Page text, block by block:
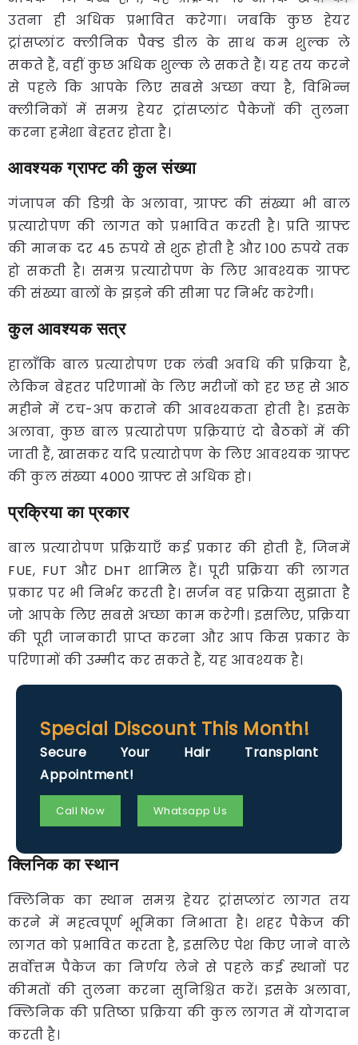
उतना ही अधिक प्रभावित करेगा। जबकि कुछ हेयर
ट्रांसप्लांट क्लीनिक पैक्ड डील के साथ कम शुल्क ले
सकते हैं, वहीं कुछ अधिक शुल्क ले सकते हैं। यह तय करने
से पहले कि आपके लिए सबसे अच्छा क्या है, विभिन्न
क्लीनिकों में समग्र हेयर ट्रांसप्लांट पैकेजों की तुलना
करना हमेशा बेहतर होता है।
आवश्यक ग्राफ्ट की कुल संख्या
गंजापन की डिग्री के अलावा, ग्राफ्ट की संख्या भी बाल
प्रत्यारोपण की लागत को प्रभावित करती है। प्रति ग्राफ्ट
की मानक दर 45 रुपये से शुरू होती है और 100 रुपये तक
हो सकती है। समग्र प्रत्यारोपण के लिए आवश्यक ग्राफ्ट
की संख्या बालों के झड़ने की सीमा पर निर्भर करेगी।
कुल आवश्यक सत्र
हालाँकि बाल प्रत्यारोपण एक लंबी अवधि की प्रक्रिया है,
लेकिन बेहतर परिणामों के लिए मरीजों को हर छह से आठ
महीने में टच-अप कराने की आवश्यकता होती है। इसके
अलावा, कुछ बाल प्रत्यारोपण प्रक्रियाएं दो बैठकों में की
जाती हैं, खासकर यदि प्रत्यारोपण के लिए आवश्यक ग्राफ्ट
की कुल संख्या 4000 ग्राफ्ट से अधिक हो।
प्रक्रिया का प्रकार
बाल प्रत्यारोपण प्रक्रियाएँ कई प्रकार की होती हैं, जिनमें
FUE, FUT और DHT शामिल हैं। पूरी प्रक्रिया की लागत
प्रकार पर भी निर्भर करती है। सर्जन वह प्रक्रिया सुझाता है
जो आपके लिए सबसे अच्छा काम करेगी। इसलिए, प्रक्रिया
की पूरी जानकारी प्राप्त करना और आप किस प्रकार के
परिणामों की उम्मीद कर सकते हैं, यह आवश्यक है।
Special Discount This Month!
Secure Your Hair Transplant
Appointment!
Call Now Whatsapp Us
क्लिनिक का स्थान
क्लिनिक का स्थान समग्र हेयर ट्रांसप्लांट लागत तय
करने में महत्वपूर्ण भूमिका निभाता है। शहर पैकेज की
लागत को प्रभावित करता है, इसलिए पेश किए जाने वाले
सर्वोत्तम पैकेज का निर्णय लेने से पहले कई स्थानों पर
कीमतों की तुलना करना सुनिश्चित करें। इसके अलावा,
क्लिनिक की प्रतिष्ठा प्रक्रिया की कुल लागत में योगदान
करती है।